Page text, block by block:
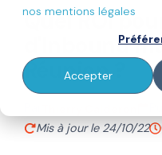
nos mentions légales
Accepter
Quel ROI
d'Inbound
Réunion ?
Mis à jour le 24/10/22